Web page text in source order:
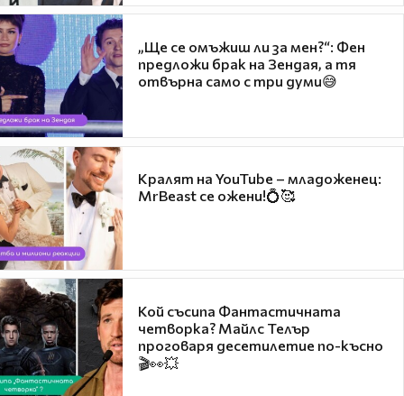
„Ще се омъжиш ли за мен?“: Фен
предложи брак на Зендая, а тя
отвърна само с три думи😅
Кралят на YouTube – младоженец:
MrBeast се ожени!💍🥰
Кой съсипа Фантастичната
четворка? Майлс Телър
проговаря десетилетие по-късно
🎬👀💥